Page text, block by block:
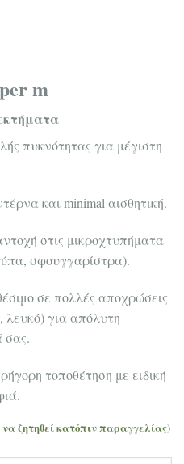
per m
πυκνότητας για μέγιστη
και minimal αισθητική.
στις μικροχτυπήματα
σφουγγαρίστρα).
σε πολλές αποχρώσεις
λευκό) για απόλυτη
σας.
τοποθέτηση με ειδική
ζητηθεί κατόπιν παραγγελίας)